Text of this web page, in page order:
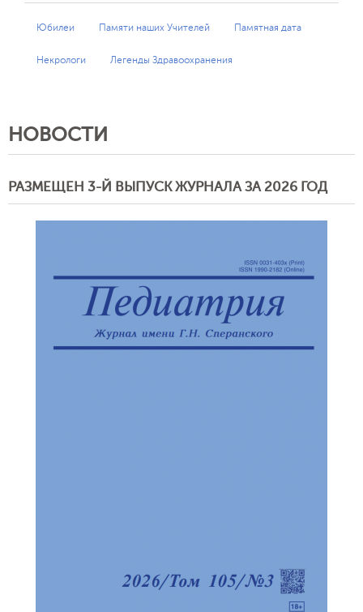
Юбилеи Памяти наших Учителей Памятная дата
Некрологи Легенды Здравоохранения
НОВОСТИ
РАЗМЕЩЕН 3-Й ВЫПУСК ЖУРНАЛА ЗА 2026 ГОД